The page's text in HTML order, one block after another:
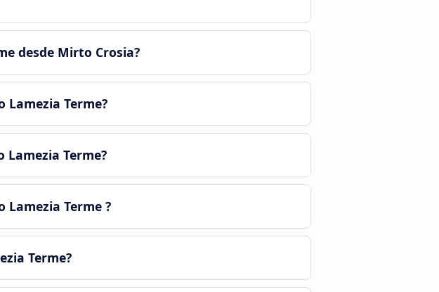
desde Mirto Crosia?
Terme?
Terme?
Terme ?
Terme?